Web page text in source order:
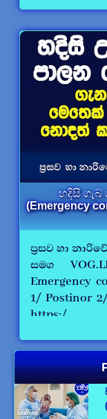
හදිසි
(Emergency
ප්‍රසව හා
සමග
Emergency
1/ Postinor
https:/.....